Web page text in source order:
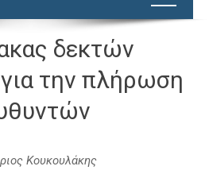
δεκτών
την πλήρωση
Κουκουλάκης